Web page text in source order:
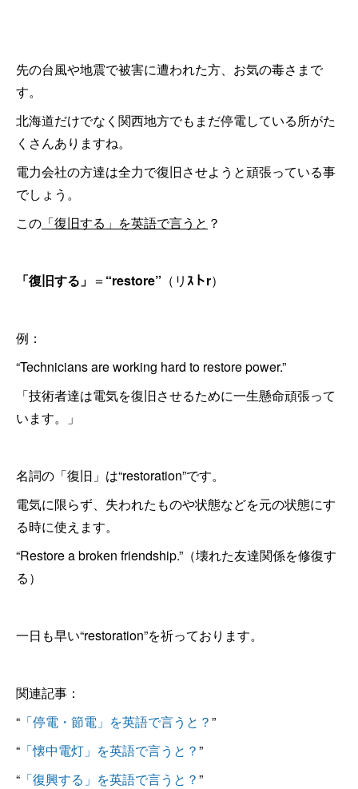
先の台風や地震で被害に遭われた方、お気の毒さまで
す。
北海道だけでなく関西地方でもまだ停電している所がた
くさんありますね。
電力会社の方達は全力で復旧させようと頑張っている事
でしょう。
この 「復旧する」を英語で言うと ？
「復旧する」 ＝ “restore” （リｽトr）
例：
“Technicians are working hard to restore power.”
「技術者達は電気を復旧させるために一生懸命頑張って
います。」
名詞の「復旧」は“restoration”です。
電気に限らず、失われたものや状態などを元の状態にす
る時に使えます。
“Restore a broken friendship.”（壊れた友達関係を修復す
る）
一日も早い“restoration”を祈っております。
関連記事：
“ 「停電・節電」を英語で言うと？”
“ 「懐中電灯」を英語で言うと？”
“ 「復興する」を英語で言うと？”